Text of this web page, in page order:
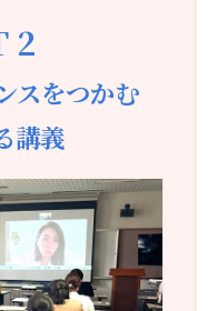
2
スをつかむ
講義